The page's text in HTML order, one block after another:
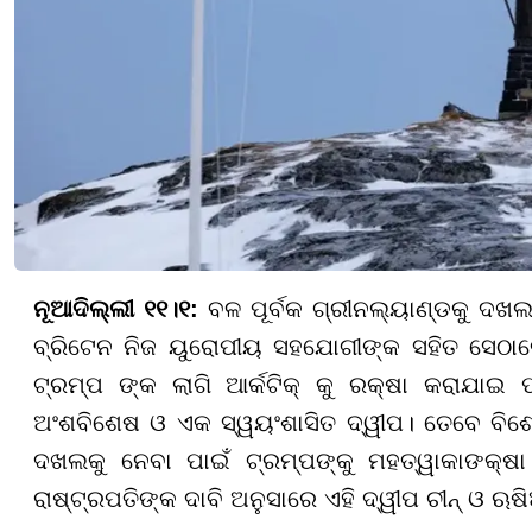
ନୂଆଦିଲ୍ଲୀ ୧୧।୧: ବଳ ପୂର୍ବକ ଗ୍ରୀନଲ୍ୟାଣ୍ଡକୁ
ବ୍ରିଟେନ ନିଜ ୟୁରୋପୀୟ ସହଯୋଗୀଙ୍କ ସହିତ
ଟ୍ରମ୍ପ ଙ୍କ ଲାଗି ଆର୍କଟିକ୍ କୁ ରକ୍ଷା କରାଯାଇ
ଅଂଶବିଶେଷ ଓ ଏକ ସ୍ୱୟଂଶାସିତ ଦ୍ୱୀପ। ତେବେ
ଦଖଲକୁ ନେବା ପାଇଁ ଟ୍ରମ୍ପଙ୍କୁ ମହତ୍ୱାକାଙକ୍ଷା
ରାଷ୍ଟ୍ରପତିଙ୍କ ଦାବି ଅନୁସାରେ ଏହି ଦ୍ୱୀପ ଚୀନ୍ ଓ